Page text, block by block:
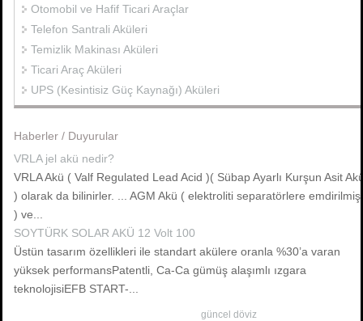
Otomobil ve Hafif Ticari Araçlar
Telefon Santrali Aküleri
Temizlik Makinası Aküleri
Ticari Araç Aküleri
UPS (Kesintisiz Güç Kaynağı) Aküleri
Haberler / Duyurular
VRLA jel akü nedir?
VRLA Akü ( Valf Regulated Lead Acid )( Sübap Ayarlı Kurşun Asit
) olarak da bilinirler. ... AGM Akü ( elektroliti separatörlere emdirilmiş
) ve...
SOYTÜRK SOLAR AKÜ 12 Volt 100
Üstün tasarım özellikleri ile standart akülere oranla %30’a varan
yüksek performansPatentli, Ca-Ca gümüş alaşımlı ızgara
teknolojisiEFB START-...
güncel döviz